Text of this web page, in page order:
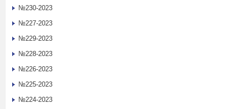
№230-2023
№227-2023
№229-2023
№228-2023
№226-2023
№225-2023
№224-2023